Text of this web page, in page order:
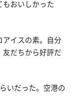
もおいしかった
アイスの素。自分
友だちから好評だ
いだった。空港の